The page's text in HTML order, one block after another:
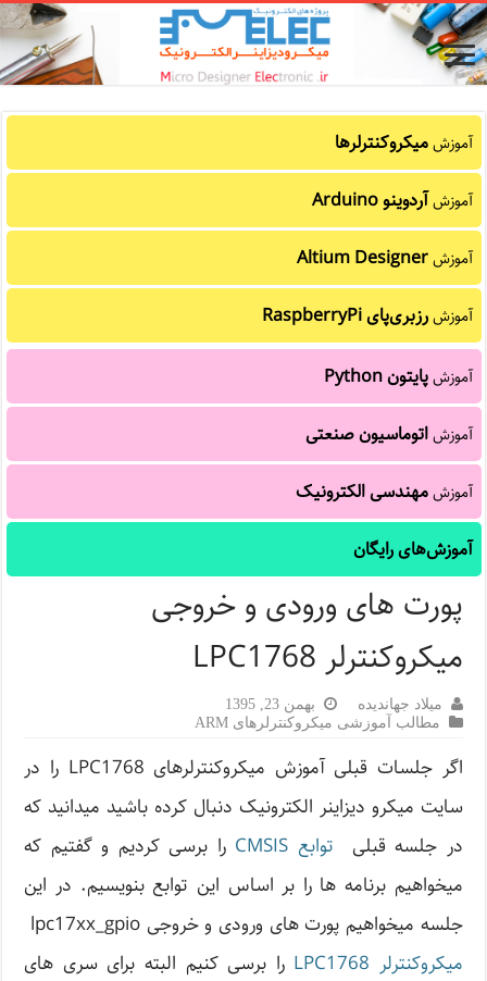
آموزشمیکروکنترلرها
آموزشآردوینو Arduino
آموزشAltium Designer
آموزشرزبری‌پای RaspberryPi
آموزشپایتون Python
آموزشاتوماسیون صنعتی
آموزشمهندسی الکترونیک
آموزش‌های رایگان
پورت های ورودی و خروجی
میکروکنترلر LPC1768
میلاد جهاندیده
بهمن 23, 1395
مطالب آموزشی میکروکنترلرهای ARM
اگر جلسات قبلی آموزش میکروکنترلرهای LPC1768 را در
سایت میکرو دیزاینر الکترونیک دنبال کرده باشید میدانید که
در جلسه قبلی توابع CMSIS
را برسی کردیم و گفتیم که
میخواهیم برنامه ها را بر اساس این توابع بنویسیم. در این
جلسه میخواهیم پورت های ورودی و خروجی lpc17xx_gpio
میکروکنترلر LPC1768
را برسی کنیم البته برای سری های